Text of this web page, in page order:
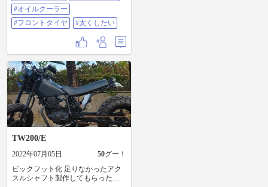
#オイルクーラー
#フロントタイヤ
#太くしたい
TW200/E
2022年07月05日 50グー！
ビックフット化 足りなかったアク
スルシャフト製作してもらったの